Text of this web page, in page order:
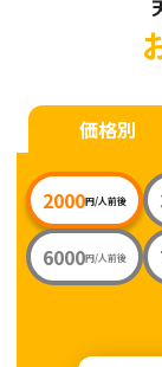
価格別
2000円/人前後
6000円/人前後